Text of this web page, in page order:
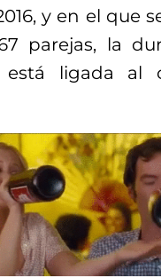
y en el que
parejas, la
está ligada al